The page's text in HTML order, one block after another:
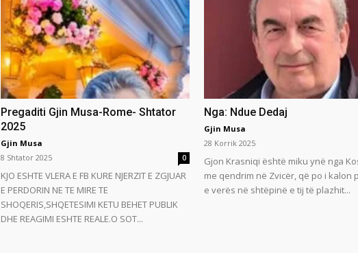
Pregaditi Gjin Musa-Rome- Shtator
2025
Gjin Musa
8 Shtator 2025
0
KJO ESHTE VLERA E FB KURE NJERZIT E ZGJUAR
E PERDORIN NE TE MIRE TE
SHOQERIS,SHQETESIMI KETU BEHET PUBLIK
DHE REAGIMI ESHTE REALE.O SOT...
Nga: Ndue Dedaj
Gjin Musa
28 Korrik 2025
Gjon Krasniqi është miku ynë nga
me qendrim në Zvicër, që po i kalon
e verës në shtëpinë e tij të plazhit...